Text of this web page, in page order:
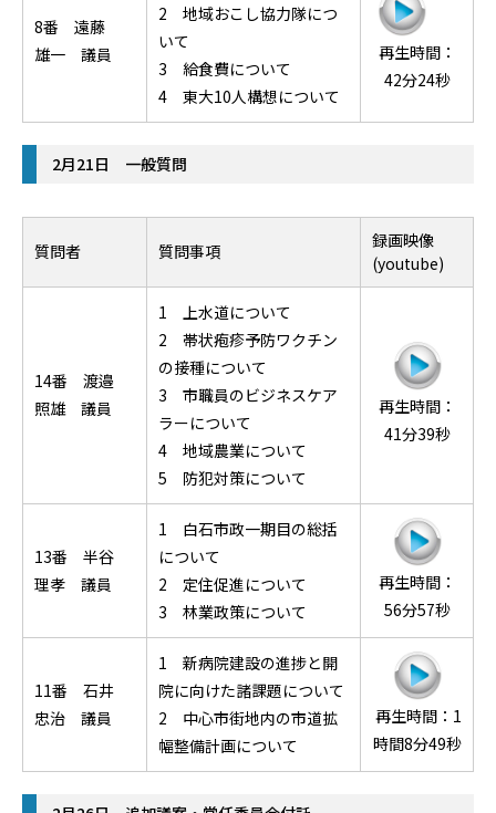
8番 遠藤
雄一 議員
2 地域おこし協力隊につ
いて
3 給食費について
4 東大10人構想について
再生時間：
42分24秒
2月21日 一般質問
質問者 質問事項
録画映像
(youtube)
14番 渡邉
照雄 議員
1 上水道について
2 帯状疱疹予防ワクチン
の接種について
3 市職員のビジネスケア
ラーについて
4 地域農業について
5 防犯対策について
再生時間：
41分39秒
13番 半谷
理孝 議員
1 白石市政一期目の総括
について
2 定住促進について
3 林業政策について
再生時間：
56分57秒
11番 石井
忠治 議員
1 新病院建設の進捗と開
院に向けた諸課題について
2 中心市街地内の市道拡
幅整備計画について
再生時間：1
時間8分49秒